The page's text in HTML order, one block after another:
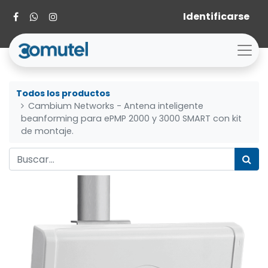
Identificarse
Todos los productos
Cambium Networks - Antena inteligente
beanforming para ePMP 2000 y 3000 SMART con kit
de montaje.